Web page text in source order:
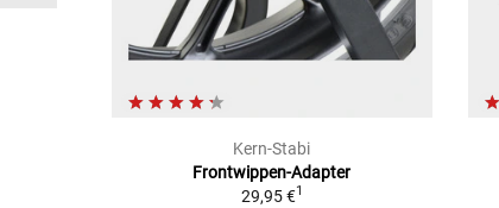
Kern-Stabi
Frontwippen-Adapter
29,95 €1